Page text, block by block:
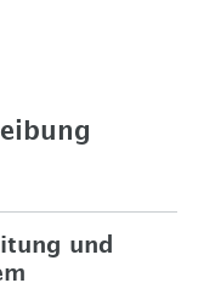
und